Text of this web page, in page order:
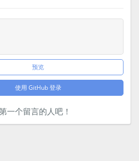
预览
使用 GitHub 登录
一个留言的人吧！